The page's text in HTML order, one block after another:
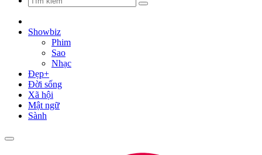
Showbiz
Phim
Sao
Nhạc
Đẹp+
Đời sống
Xã hội
Mật ngữ
Sành